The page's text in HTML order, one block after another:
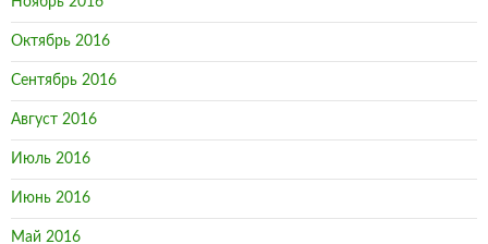
Октябрь 2016
Сентябрь 2016
Август 2016
Июль 2016
Июнь 2016
Май 2016